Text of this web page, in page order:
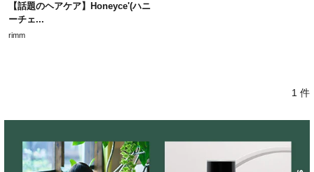
【話題のヘアケア】Honeyce'(ハニ
ーチェ...
rimm
1 件